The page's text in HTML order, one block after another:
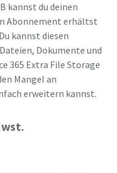
kannst du deinen
Abonnement erhältst
kannst diesen
Dokumente und
365 Extra File Storage
Mangel an
erweitern kannst.